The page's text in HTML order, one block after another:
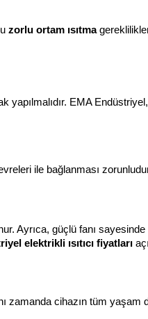
zorlu ortam ısıtma
yapılmalıdır. EMA
ile bağlanması
Ayrıca, güçlü fanı
elektrikli ısıtıcı fiyatları
zamanda cihazın tüm yaşam